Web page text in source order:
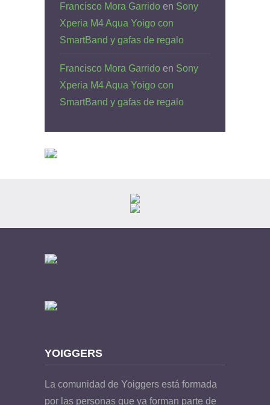
Francisco Mora Garrido en Sony
Xperia M4 Aqua Yoigo con
SmartBand y gafas de regalo
Francisco Mora Garrido en Sony
Xperia M4 Aqua Yoigo con
SmartBand y gafas de regalo
YOIGGERS
La comunidad de Yoiggers está formada
por las personas que ya forman parte de